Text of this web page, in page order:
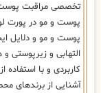
تخصصی مراقبت
پوست و مو در پورت
پوست و مو و دلایل
التهابی و
کاربردی و با
آشنایی از برندهای